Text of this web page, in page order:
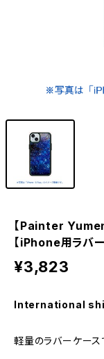
【Painter
【iPhone用ラバー
¥3,823
International
軽量のラバーケース